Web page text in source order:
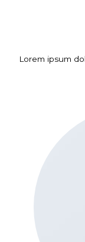
Lorem ipsum